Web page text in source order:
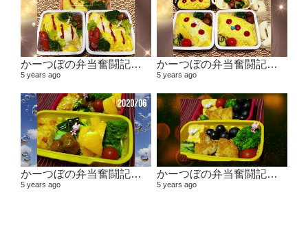
かーつぼの弁当奮闘記その４ 【２０２０年１１月～２０２１年１月】
5 years ago
かーつぼの弁当奮闘記その３ 【２０２０年８・９月～１０月】
5 years ago
かーつぼの弁当奮闘記その２ 【２０２０年６月～７月】
5 years ago
かーつぼの弁当奮闘記その1 2020年４月～５月
5 years ago